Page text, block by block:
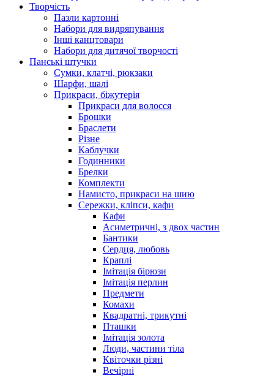
Творчість
Пазли картонні
Набори для видряпування
Інші канцтовари
Набори для дитячої творчості
Панські штучки
Сумки, клатчі, рюкзаки
Шарфи, шалі
Прикраси, біжутерія
Прикраси для волосся
Брошки
Браслети
Різне
Каблучки
Годинники
Брелки
Комплекти
Намисто, прикраси на шию
Сережки, кліпси, кафи
Кафи
Асиметричні, з двох частин
Бантики
Сердця, любовь
Краплі
Імітація бірюзи
Імітація перлин
Предмети
Комахи
Квадратні, трикутні
Пташки
Імітація золота
Люди, частини тіла
Квіточки різні
Вечірні